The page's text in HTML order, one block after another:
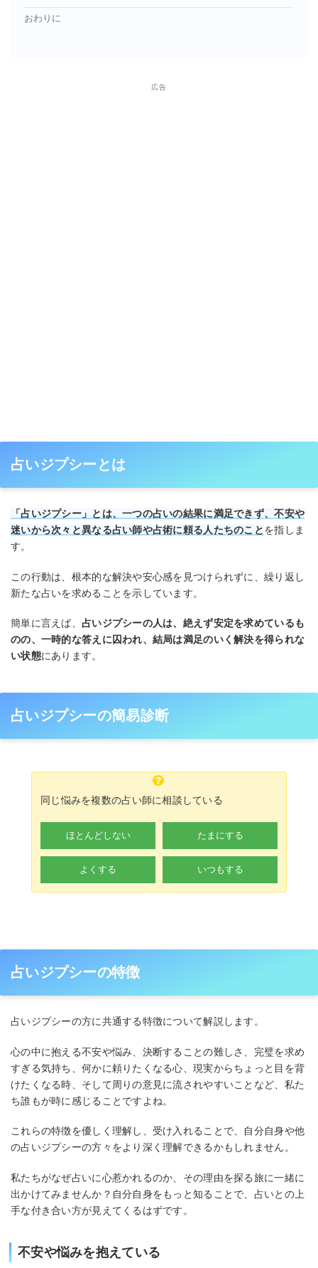
おわりに
広告
占いジプシーとは
「占いジプシー」とは、一つの占いの結果に満足できず、不安や
迷いから次々と異なる占い師や占術に頼る人たちのことを指しま
す。
この行動は、根本的な解決や安心感を見つけられずに、繰り返し
新たな占いを求めることを示しています。
簡単に言えば、 占いジプシーの人は、絶えず安定を求めているも
のの、一時的な答えに囚われ、結局は満足のいく解決を得られな
い状態にあります。
占いジプシーの簡易診断
同じ悩みを複数の占い師に相談している
ほとんどしない たまにする
よくする いつもする
占いジプシーの特徴
占いジプシーの方に共通する特徴について解説します。
心の中に抱える不安や悩み、決断することの難しさ、完璧を求め
すぎる気持ち、何かに頼りたくなる心、現実からちょっと目を背
けたくなる時、そして周りの意見に流されやすいことなど、私た
ち誰もが時に感じることですよね。
これらの特徴を優しく理解し、受け入れることで、自分自身や他
の占いジプシーの方々をより深く理解できるかもしれません。
私たちがなぜ占いに心惹かれるのか、その理由を探る旅に一緒に
出かけてみませんか？自分自身をもっと知ることで、占いとの上
手な付き合い方が見えてくるはずです。
不安や悩みを抱えている